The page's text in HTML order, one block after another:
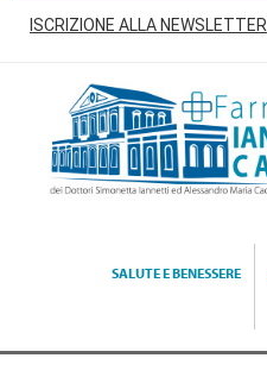
ISCRIZIONE ALLA NEWSLETTER
Farmacia
Iannetti
SALUTE E BENESSERE